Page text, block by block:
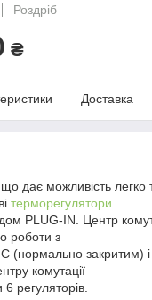
Роздріб
₴
Доставка
що дає можливість легко
терморегулятори
PLUG-IN. Центр
роботи з
(нормально закритим)
комутації
регуляторів.